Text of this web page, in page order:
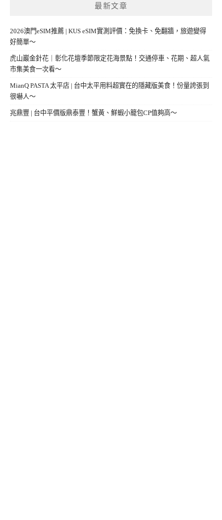
最新文章
2026澳門eSIM推薦 | KUS eSIM實測評價：免換卡、免翻牆，旅遊變得
好簡單～
虎山巖金針花｜彰化花壇季節限定花海景點！交通停車、花期、超人氣
市集美食一次看～
MianQ PASTA 太平店 | 台中太平用料超實在的隱藏版美食！份量誇張到
很嚇人～
兆鼎豐 | 台中平價版鼎泰豐！蟹黃、鮮蝦小籠包CP值夠高～